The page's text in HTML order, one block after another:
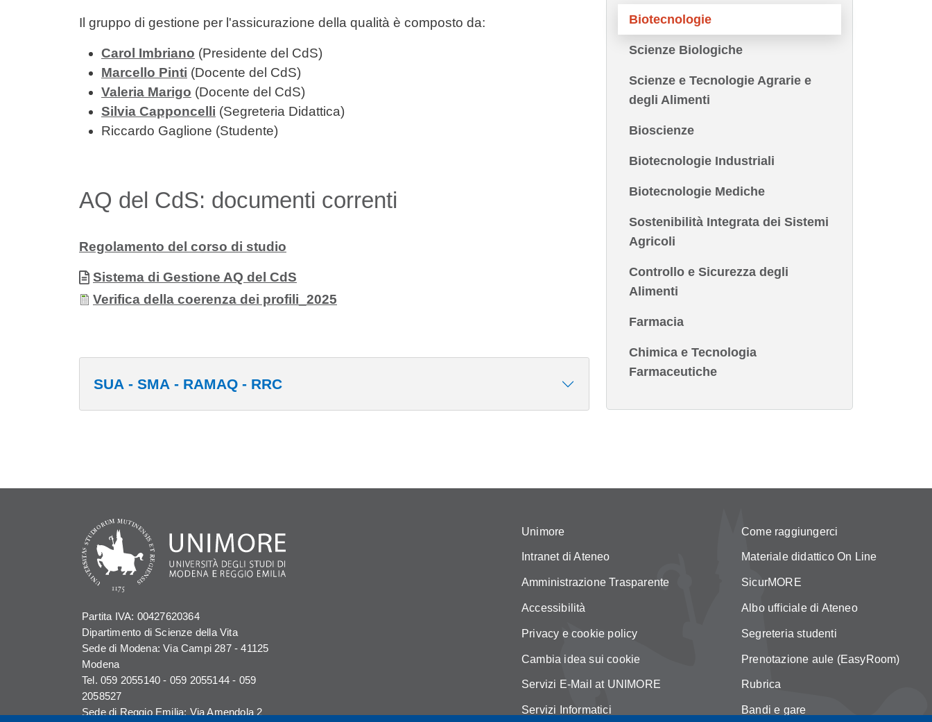
Il gruppo di gestione per l'assicurazione della qualità è composto da:
Carol Imbriano (Presidente del CdS)
Marcello Pinti (Docente del CdS)
Valeria Marigo (Docente del CdS)
Silvia Capponcelli (Segreteria Didattica)
Riccardo Gaglione (Studente)
AQ del CdS: documenti correnti
Regolamento del corso di studio
Allegati
Documento
Sistema di Gestione AQ del CdS
Documento
Verifica della coerenza dei profili_2025
SUA - SMA - RAMAQ - RRC
Biotecnologie
Scienze Biologiche
Scienze e Tecnologie Agrarie e
degli Alimenti
Bioscienze
Biotecnologie Industriali
Biotecnologie Mediche
Sostenibilità Integrata dei Sistemi
Agricoli
Controllo e Sicurezza degli
Alimenti
Farmacia
Chimica e Tecnologia
Farmaceutiche
Partita IVA: 00427620364
Dipartimento di Scienze della Vita
Sede di Modena: Via Campi 287 - 41125
Modena
Tel. 059 2055140 - 059 2055144 - 059
2058527
Sede di Reggio Emilia: Via Amendola 2
Unimore
Intranet di Ateneo
Amministrazione Trasparente
Accessibilità
Privacy e cookie policy
Cambia idea sui cookie
Servizi E-Mail at UNIMORE
Servizi Informatici
Come raggiungerci
Materiale didattico On Line
SicurMORE
Albo ufficiale di Ateneo
Segreteria studenti
Prenotazione aule (EasyRoom)
Rubrica
Bandi e gare